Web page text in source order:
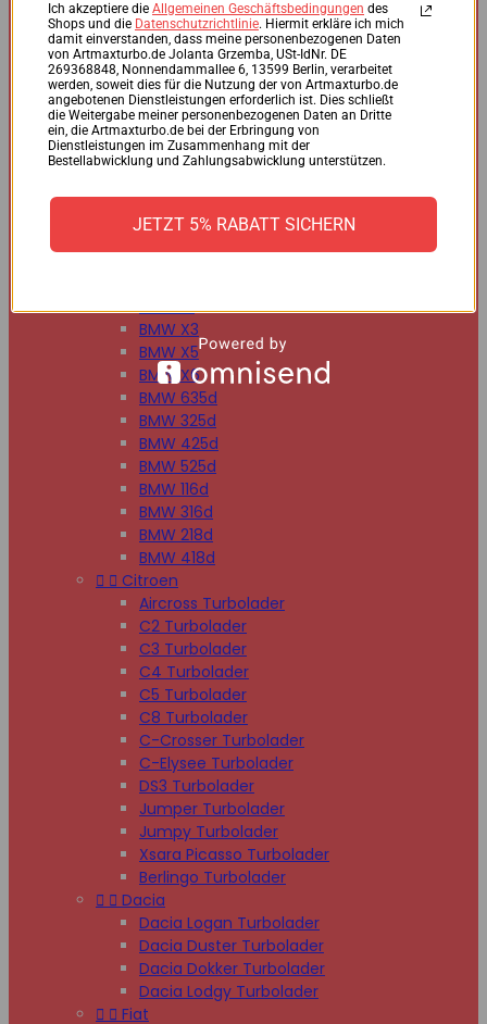
BMW 125d
BMW 220d
BMW 225d
BMW 318d
BMW 320d
BMW 330d
BMW 335d
BMW 518d
BMW 520d
BMW 530d
BMW X1
BMW X3
BMW X5
BMW X6
BMW 635d
BMW 325d
BMW 425d
BMW 525d
BMW 116d
BMW 316d
BMW 218d
BMW 418d
  Citroen
Aircross Turbolader
C2 Turbolader
C3 Turbolader
C4 Turbolader
C5 Turbolader
C8 Turbolader
C-Crosser Turbolader
C-Elysee Turbolader
DS3 Turbolader
Jumper Turbolader
Jumpy Turbolader
Xsara Picasso Turbolader
Berlingo Turbolader
  Dacia
Dacia Logan Turbolader
Dacia Duster Turbolader
Dacia Dokker Turbolader
Dacia Lodgy Turbolader
  Fiat
Ich akzeptiere die Allgemeinen Geschäftsbedingungen des
Shops und die Datenschutzrichtlinie. Hiermit erkläre ich mich
damit einverstanden, dass meine personenbezogenen Daten
von Artmaxturbo.de Jolanta Grzemba, USt-IdNr. DE
269368848, Nonnendammallee 6, 13599 Berlin, verarbeitet
werden, soweit dies für die Nutzung der von Artmaxturbo.de
angebotenen Dienstleistungen erforderlich ist. Dies schließt
die Weitergabe meiner personenbezogenen Daten an Dritte
ein, die Artmaxturbo.de bei der Erbringung von
Dienstleistungen im Zusammenhang mit der
Bestellabwicklung und Zahlungsabwicklung unterstützen.
JETZT 5% RABATT SICHERN